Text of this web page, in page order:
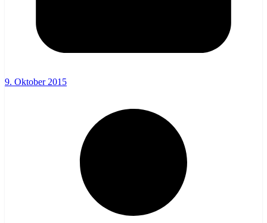
9. Oktober 2015